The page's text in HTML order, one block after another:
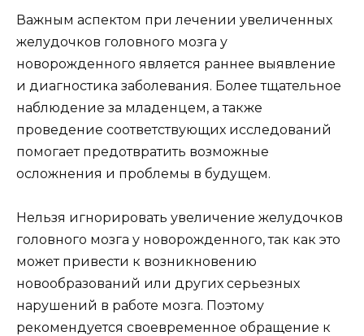
Важным аспектом при лечении увеличенных
желудочков головного мозга у
новорожденного является раннее выявление
и диагностика заболевания. Более тщательное
наблюдение за младенцем, а также
проведение соответствующих исследований
помогает предотвратить возможные
осложнения и проблемы в будущем.
Нельзя игнорировать увеличение желудочков
головного мозга у новорожденного, так как это
может привести к возникновению
новообразований или других серьезных
нарушений в работе мозга. Поэтому
рекомендуется своевременное обращение к